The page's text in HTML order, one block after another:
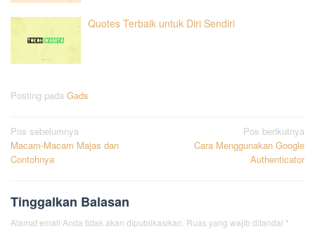
Quotes Terbaik untuk Diri Sendiri
Posting pada Gads
Navigasi
pos
Pos sebelumnya
Macam-Macam Majas dan
Contohnya
Pos berikutnya
Cara Menggunakan Google
Authenticator
Tinggalkan Balasan
Alamat email Anda tidak akan dipublikasikan. Ruas yang wajib ditandai *